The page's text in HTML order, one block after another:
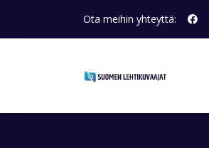
Ota meihin yhteyttä: